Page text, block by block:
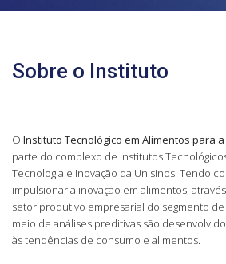
Sobre o Instituto
O Instituto Tecnológico em Alimentos para
parte do complexo de Institutos
Tecnologia e Inovação da Unisinos. Tendo
impulsionar a inovação em alimentos,
setor produtivo empresarial do segmento
meio de análises preditivas são
às tendências de consumo e alimentos.